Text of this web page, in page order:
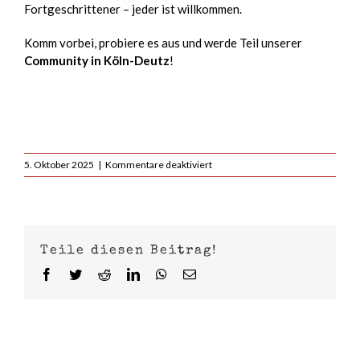
Fortgeschrittener – jeder ist willkommen.
Komm vorbei, probiere es aus und werde Teil unserer
Community in Köln-Deutz!
5. Oktober 2025 | Kommentare deaktiviertfür
Neu
Jiu-
Teile diesen Beitrag!
Facebook
TwitterRedditLinkedInWhatsApp
E-